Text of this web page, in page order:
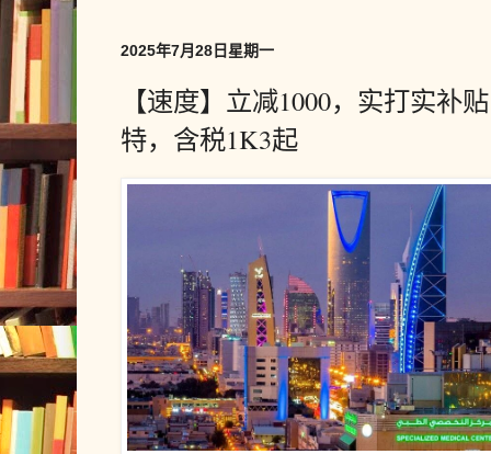
2025年7月28日星期一
【速度】立减1000，实打实补
特，含税1K3起